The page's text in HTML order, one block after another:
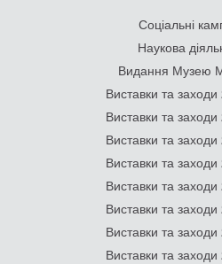
Соціальні
Наукова
Видання Музею
Виставки та
Виставки та
Виставки та
Виставки та
Виставки та
Виставки та
Виставки та
Виставки та